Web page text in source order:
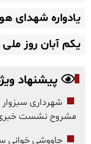
یادواره شهدای
یکم آبان روز
پیشنهاد
شهرداری
مشروح نشست خبری
چاووشی خوانی